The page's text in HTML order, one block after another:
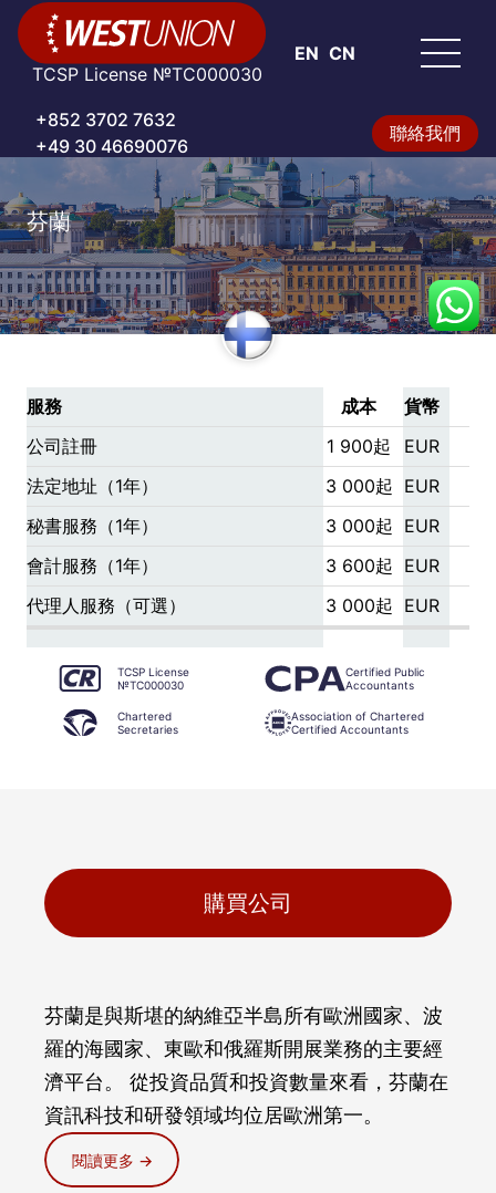
TCSP License №TC000030
+852 3702 7632
+49 30 46690076
聯絡我們
EN CN
芬蘭
服務 成本
貨幣
公司註冊
1 900起
EUR
法定地址（1年）
3 000起 EUR
秘書服務（1年）
3 000起 EUR
會計服務（1年）
3 600起 EUR
代理人服務（可選）
3 000起 EUR
TCSP License
№TC000030
Certified Public
Accountants
Chartered
Secretaries
Association of Chartered
Certified Accountants
購買公司
芬蘭是與斯堪的納維亞半島所有歐洲國家、波
羅的海國家、東歐和俄羅斯開展業務的主要經
濟平台。 從投資品質和投資數量來看，芬蘭在
資訊科技和研發領域均位居歐洲第一。
閱讀更多 →